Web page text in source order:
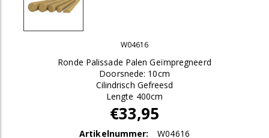
W04616
Ronde Palissade Palen Geïmpregneerd
Doorsnede: 10cm
Cilindrisch Gefreesd
Lengte 400cm
€33,95
Artikelnummer:
W04616